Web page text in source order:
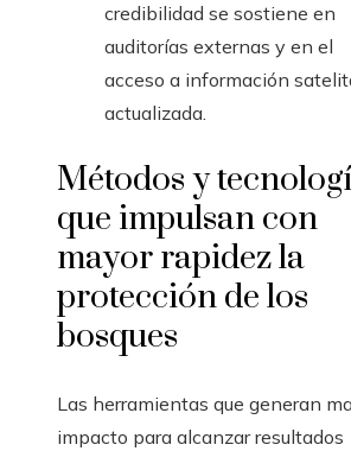
credibilidad se sostiene en
auditorías externas y en el
acceso a información
actualizada.
Métodos y
que impulsan con
mayor rapidez la
protección de los
bosques
Las herramientas que generan
impacto para alcanzar resultados